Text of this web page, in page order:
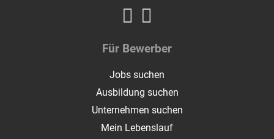
Für Bewerber
Jobs suchen
Ausbildung suchen
Unternehmen suchen
Mein Lebenslauf